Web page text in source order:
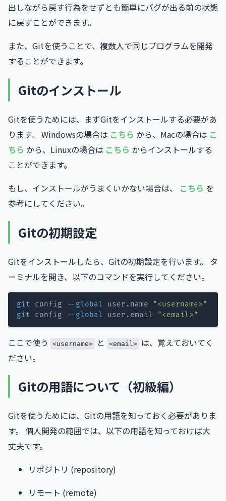
出しながら戻す行為をせずとも簡単にバグが出る前の状態
に戻すことができます。
また、Gitを使うことで、複数人で同じプログラムを開発
することができます。
Gitのインストール
Gitを使うためには、まずGitをインストールする必要があ
ります。 Windowsの場合は こちら から、Macの場合は こ
ちら から、Linuxの場合は こちら からインストールする
ことができます。
もし、インストールがうまくいかない場合は、
こちら を
参考にしてください。
Gitの初期設定
Gitをインストールしたら、Gitの初期設定を行います。 タ
ーミナルを開き、以下のコマンドを実行してください。
git config --global user.name
"<username>"
git config --global user.email "<email>"
ここで使う <username> と <email> は、覚えておいてく
ださい。
Gitの用語について（初級編）
Gitを使うためには、Gitの用語を知っておく必要がありま
す。 個人開発の範囲では、以下の用語を知っておけば大
丈夫です。
リポジトリ (repository)
リモート (remote)